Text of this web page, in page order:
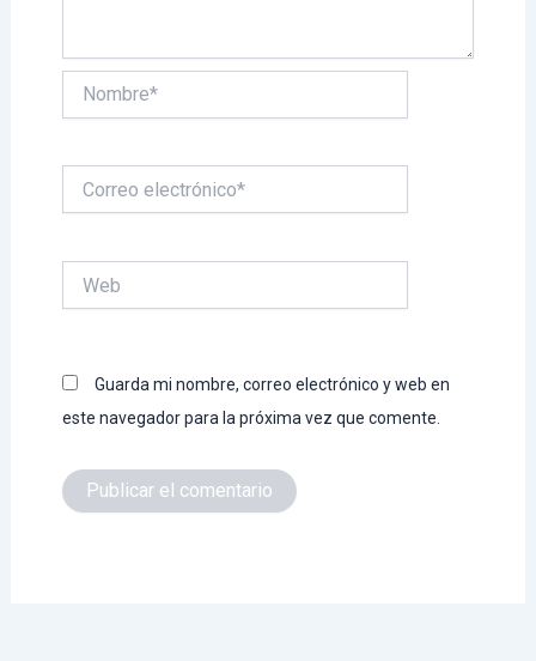
electrónico*
Guarda mi nombre, correo electrónico y web en
este navegador para la próxima vez que comente.